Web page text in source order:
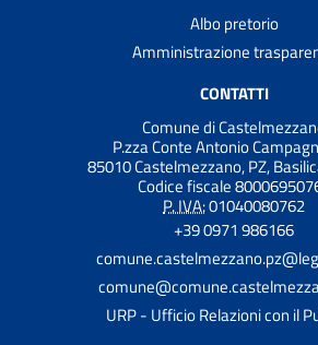
Albo pretorio
Amministrazione
CONTATTI
Comune di
P.zza Conte Antonio
85010 Castelmezzano, PZ,
Codice fiscale
P. IVA:01040080762
+39 0971 986166
URP - Ufficio Relazioni con il